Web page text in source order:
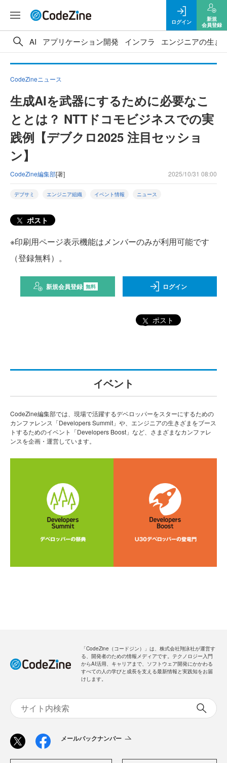
ログイン
新規
会員登録
AI アプリケーション開発 インフラ エンジニアの生き
CodeZineニュース
生成AIを武器にするために必要なこ
ととは？ NTTドコモビジネスでの実
践例【デブクロ2025 注目セッショ
ン】
CodeZine編集部[著] 2025/10/31 08:00
デブサミ エンジニア組織 イベント情報 ニュース
ポスト
※印刷用ページ表示機能はメンバーのみが利用可能です
（登録無料）。
新規会員登録 無料 ログイン
ポスト
イベント
CodeZine編集部では、現場で活躍するデベロッパーをスターにするための
カンファレンス「Developers Summit」や、エンジニアの生きざまをブース
トするためのイベント「Developers Boost」など、さまざまなカンファレ
ンスを企画・運営しています。
「CodeZine（コードジン）」は、株式会社翔泳社が運営す
る、開発者のための情報メディアです。テクノロジー入門
からAI活用、キャリアまで、ソフトウェア開発にかかわる
すべての人の学びと成長を支える最新情報と実践知をお届
けします。
メールバックナンバー